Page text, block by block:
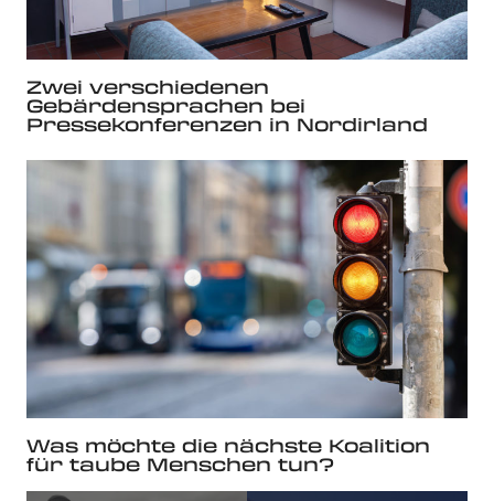
Zwei verschiedenen
Gebärdensprachen bei
Pressekonferenzen in Nordirland
Was möchte die nächste Koalition
für taube Menschen tun?